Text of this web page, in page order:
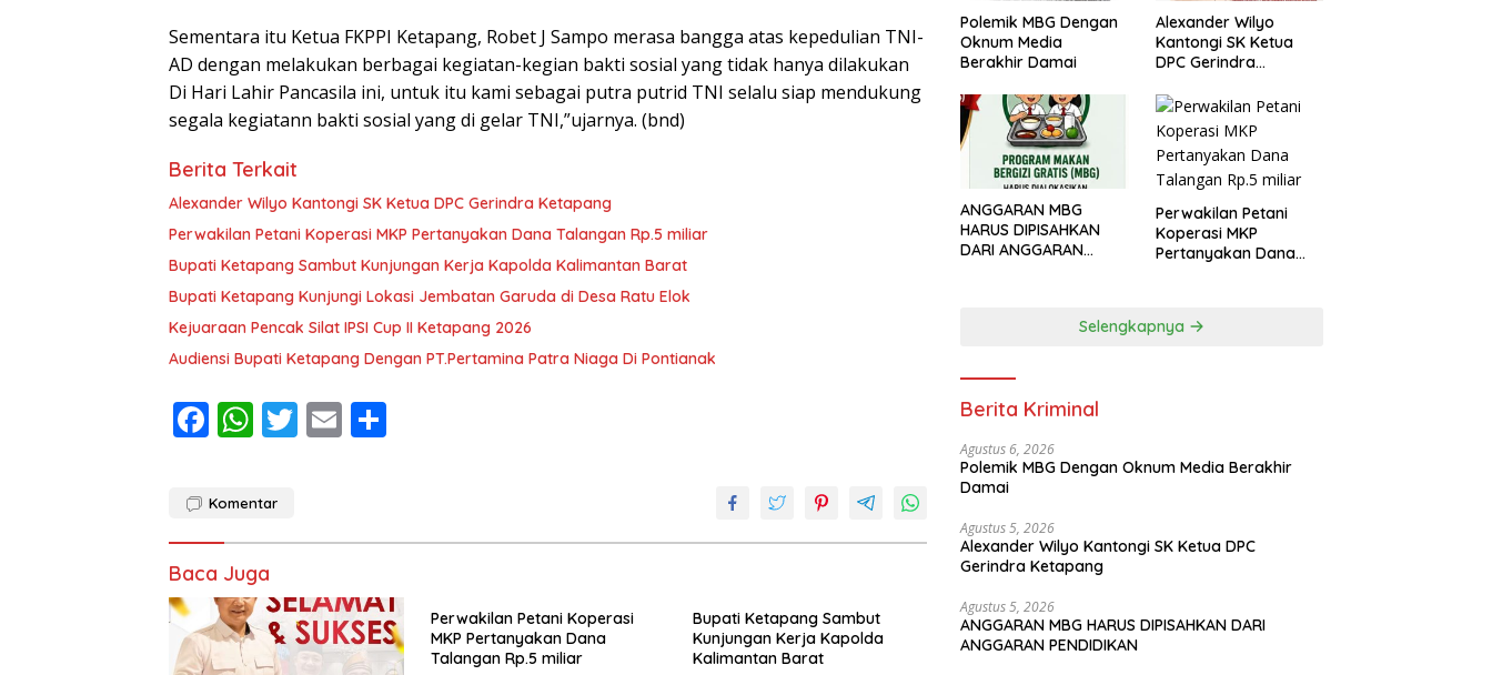
Sementara itu Ketua FKPPI Ketapang, Robet J Sampo merasa bangga atas kepedulian TNI-
AD dengan melakukan berbagai kegiatan-kegian bakti sosial yang tidak hanya dilakukan
Di Hari Lahir Pancasila ini, untuk itu kami sebagai putra putrid TNI selalu siap mendukung
segala kegiatann bakti sosial yang di gelar TNI,”ujarnya. (bnd)
Berita Terkait
Alexander Wilyo Kantongi SK Ketua DPC Gerindra Ketapang
Perwakilan Petani Koperasi MKP Pertanyakan Dana Talangan Rp.5 miliar
Bupati Ketapang Sambut Kunjungan Kerja Kapolda Kalimantan Barat
Bupati Ketapang Kunjungi Lokasi Jembatan Garuda di Desa Ratu Elok
Kejuaraan Pencak Silat IPSI Cup II Ketapang 2026
Audiensi Bupati Ketapang Dengan PT.Pertamina Patra Niaga Di Pontianak
F
e
o
o
k
W
at
A
p
p
T E
Komentar
Baca Juga
Perwakilan Petani Koperasi
MKP Pertanyakan Dana
Talangan Rp.5 miliar
Bupati Ketapang Sambut
Kunjungan Kerja Kapolda
Kalimantan Barat
Polemik MBG Dengan
Oknum Media
Berakhir Damai
Alexander Wilyo
Kantongi SK Ketua
DPC Gerindra
ANGGARAN MBG
HARUS DIPISAHKAN
DARI ANGGARAN
Perwakilan Petani
Koperasi MKP
Pertanyakan Dana
Selengkapnya
Berita Kriminal
Agustus 6, 2026
Polemik MBG Dengan Oknum Media Berakhir
Damai
Agustus 5, 2026
Alexander Wilyo Kantongi SK Ketua DPC
Gerindra Ketapang
Agustus 5, 2026
ANGGARAN MBG HARUS DIPISAHKAN DARI
ANGGARAN PENDIDIKAN